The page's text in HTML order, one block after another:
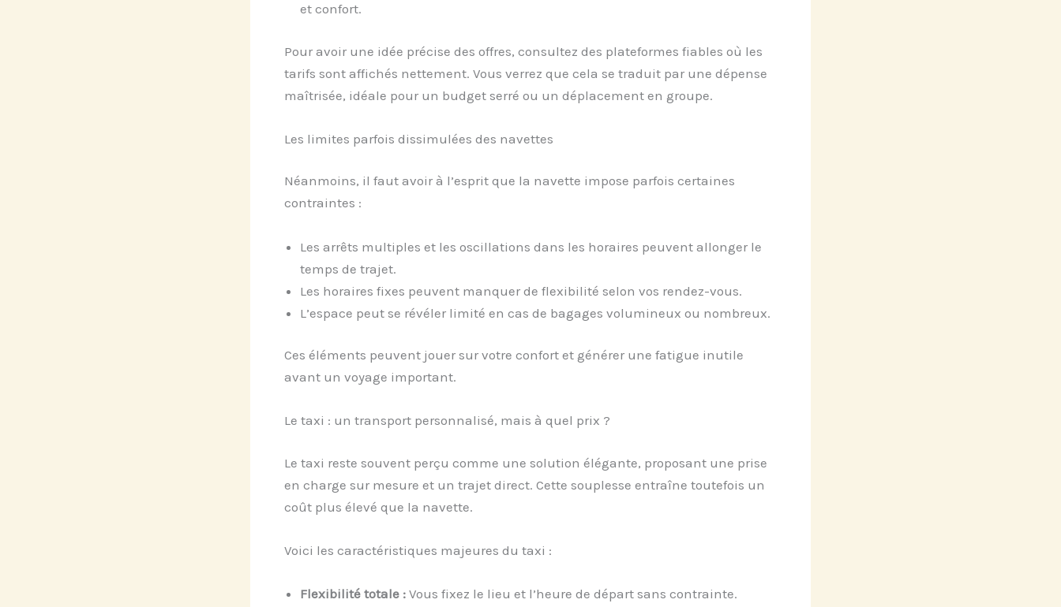
et confort.
Pour avoir une idée précise des offres, consultez des plateformes fiables où les
tarifs sont affichés nettement. Vous verrez que cela se traduit par une dépense
maîtrisée, idéale pour un budget serré ou un déplacement en groupe.
Les limites parfois dissimulées des navettes
Néanmoins, il faut avoir à l’esprit que la navette impose parfois certaines
contraintes :
Les arrêts multiples et les oscillations dans les horaires peuvent allonger le
temps de trajet.
Les horaires fixes peuvent manquer de flexibilité selon vos rendez-vous.
L’espace peut se révéler limité en cas de bagages volumineux ou nombreux.
Ces éléments peuvent jouer sur votre confort et générer une fatigue inutile
avant un voyage important.
Le taxi : un transport personnalisé, mais à quel prix ?
Le taxi reste souvent perçu comme une solution élégante, proposant une prise
en charge sur mesure et un trajet direct. Cette souplesse entraîne toutefois un
coût plus élevé que la navette.
Voici les caractéristiques majeures du taxi :
Flexibilité totale :Vous fixez le lieu et l’heure de départ sans contrainte.